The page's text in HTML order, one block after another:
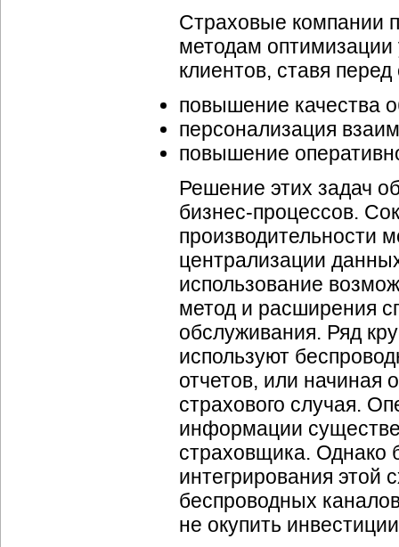
Страховые компании
методам оптимизации
клиентов, ставя
повышение качества
персонализация
повышение
Решение этих задач
бизнес-процессов.
производительности
централизации
использование
метод и расширения
обслуживания. Ряд
используют
отчетов, или начиная
страхового случая.
информации
страховщика. Однако
интегрирования этой
беспроводных
не окупить